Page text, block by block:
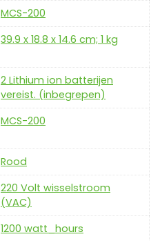
‎MCS-200
‎39.9 x 18.8 x 14.6 cm; 1 kg
‎2 Lithium ion batterijen
vereist. (inbegrepen)
‎MCS-200
Rood
‎220 Volt wisselstroom
(VAC)
‎1200 watt_hours